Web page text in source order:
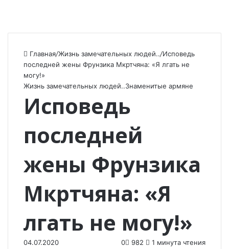
Главная/Жизнь замечательных людей../Исповедь
последней жены Фрунзика Мкртчяна: «Я лгать не
могу!»
Жизнь замечательных людей..Знаменитые армяне
Исповедь
последней
жены Фрунзика
Мкртчяна: «Я
лгать не могу!»
04.07.2020 0 982 1 минута чтения